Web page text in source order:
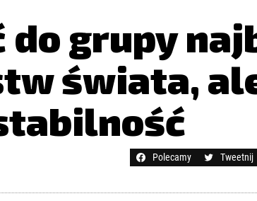
do grupy
świata,
Polecamy Tweetnij